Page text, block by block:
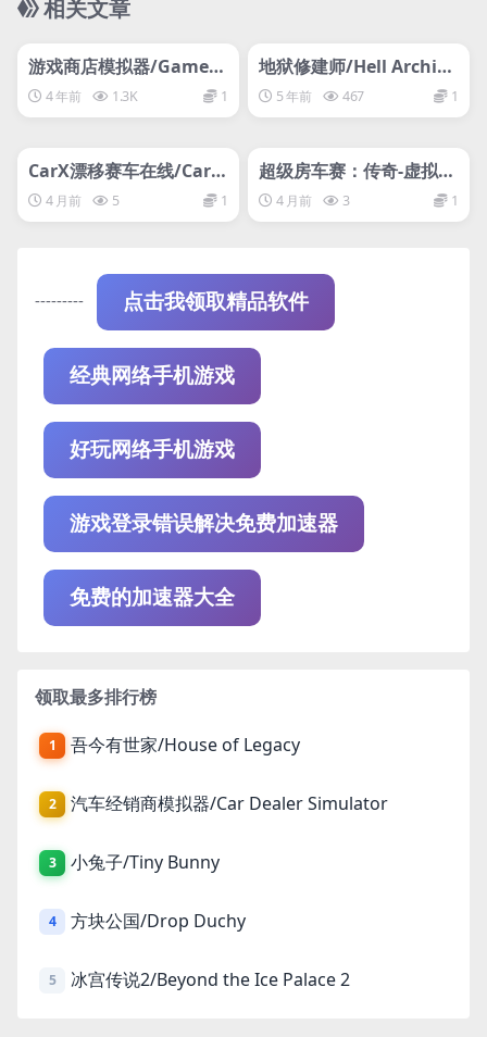
相关文章
网盘下载游戏
游戏商店模拟器/Gamer
Shop Simulator
4 年前 1.3K 1
网盘下载游戏
地狱修建师/Hell Archite
ct 5 年前 467 1
网盘下载游戏
CarX漂移赛车在线/CarX
Drift Racing Online
4 月前 5 1
网盘下载游戏
超级房车赛：传奇-虚拟机
版/GRID Legends HYPE
RVISOR
4 月前 3 1
--------- 点击我领取精品软件
经典网络手机游戏
好玩网络手机游戏
游戏登录错误解决免费加速器
免费的加速器大全
领取最多排行榜
1 吾今有世家/House of Legacy
2 汽车经销商模拟器/Car Dealer Simulator
3 小兔子/Tiny Bunny
4 方块公国/Drop Duchy
5 冰宫传说2/Beyond the Ice Palace 2